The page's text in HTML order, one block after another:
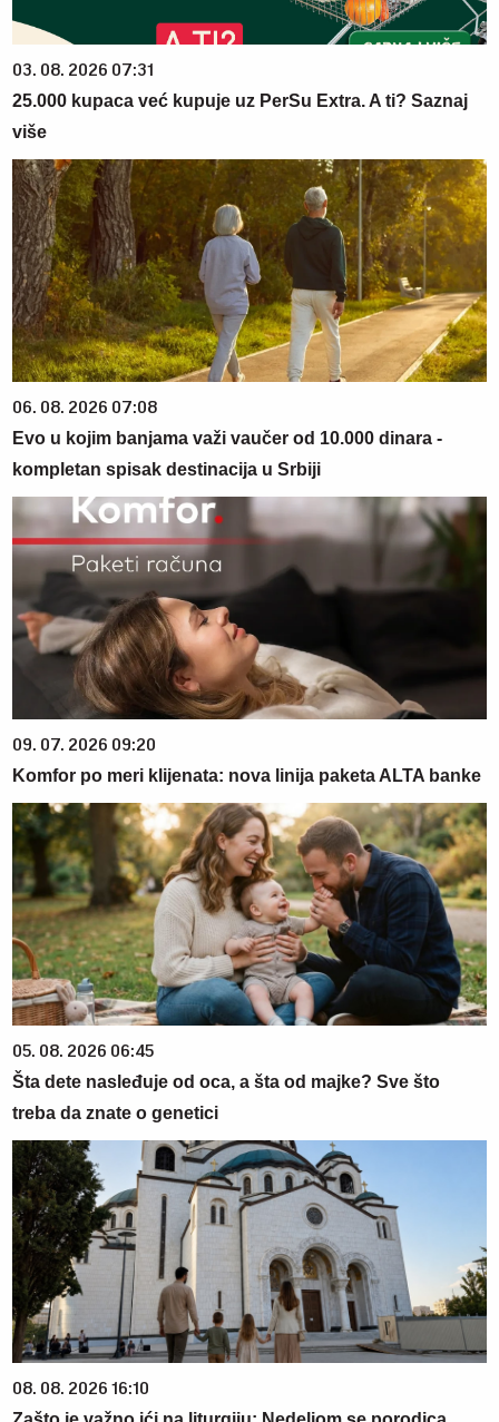
03. 08. 2026 07:31
25.000 kupaca već kupuje uz PerSu Extra. A ti? Saznaj
više
06. 08. 2026 07:08
Evo u kojim banjama važi vaučer od 10.000 dinara -
kompletan spisak destinacija u Srbiji
09. 07. 2026 09:20
Komfor po meri klijenata: nova linija paketa ALTA banke
05. 08. 2026 06:45
Šta dete nasleđuje od oca, a šta od majke? Sve što
treba da znate o genetici
08. 08. 2026 16:10